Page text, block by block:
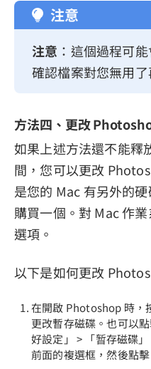
注意
注意 ：這個過程可
確認檔案對您無用了
方法四、更改
如果上述方法還不能釋
間，您可以更改
是您的 Mac 有另外的
購買一個。對 Mac 作業
選項。
以下是如何更改
在開啟 Photoshop 時，
更改暫存磁碟。也可以
好設定」 > 「暂存磁碟
前面的複選框，然後點